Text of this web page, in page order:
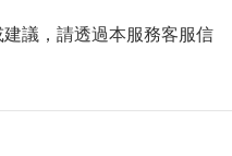
議，請透過本服務客服信